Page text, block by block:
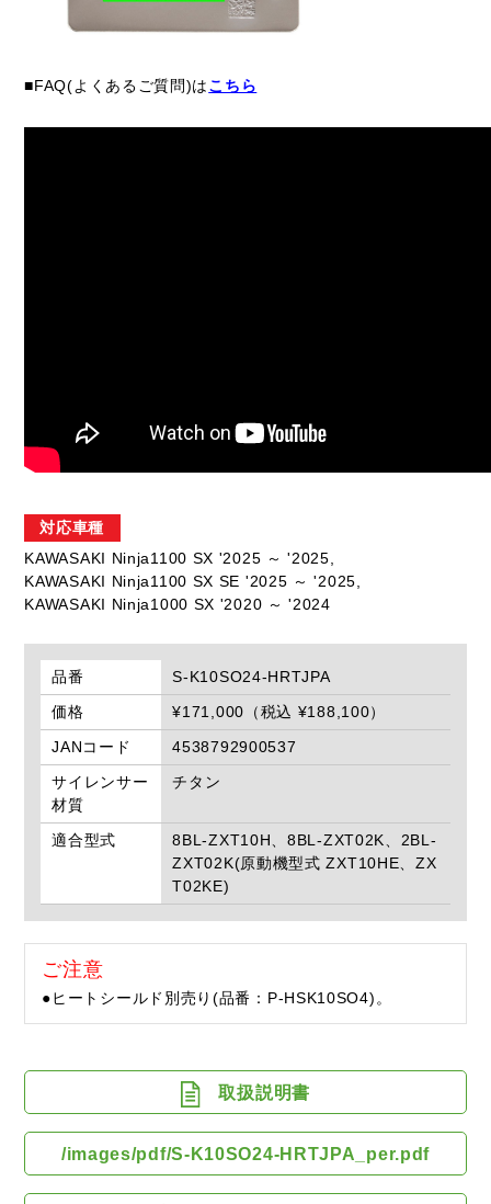
■FAQ(よくあるご質問)はこちら
対応車種
KAWASAKI Ninja1100 SX '2025 ～ '2025,
KAWASAKI Ninja1100 SX SE '2025 ～ '2025,
KAWASAKI Ninja1000 SX '2020 ～ '2024
品番
S-K10SO24-HRTJPA
価格
¥171,000（税込 ¥188,100）
JANコード
4538792900537
サイレンサー
材質
チタン
適合型式
8BL-ZXT10H、8BL-ZXT02K、2BL-
ZXT02K(原動機型式 ZXT10HE、ZX
T02KE)
ご注意
●ヒートシールド別売り(品番：P-HSK10SO4)。
取扱説明書
/images/pdf/S-K10SO24-HRTJPA_per.pdf